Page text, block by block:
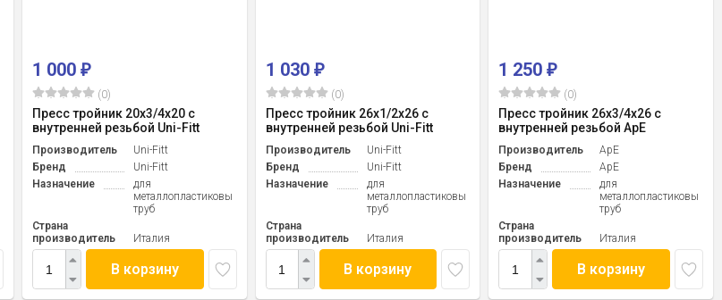
1 000 ₽
(0)
Пресс тройник 20x3/4x20 с
внутренней резьбой Uni-Fitt
Производитель
Uni-Fitt
Бренд
Uni-Fitt
Назначение
для
металлопластиковых
труб
Страна
производитель
Италия
В корзину
1 030 ₽
(0)
Пресс тройник 26x1/2x26 с
внутренней резьбой Uni-Fitt
Производитель
Uni-Fitt
Бренд
Uni-Fitt
Назначение
для
металлопластиковых
труб
Страна
производитель
Италия
В корзину
1 250₽
(0)
Пресс тройник 26x3/4x26 с
внутренней резьбой ApE
Производитель
ApE
Бренд
ApE
Назначение
для
металлопластиковых
труб
Страна
производитель
Италия
В корзину